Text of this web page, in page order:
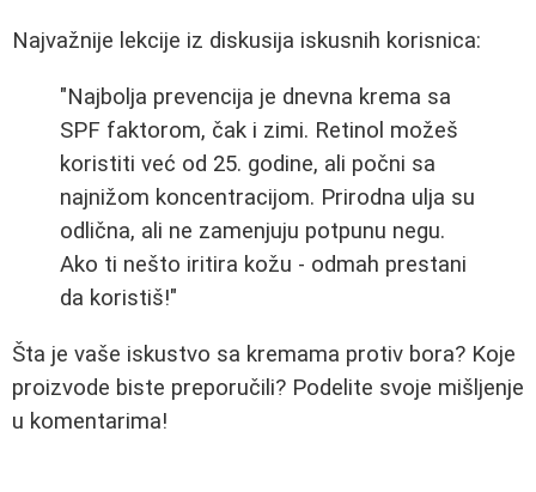
Najvažnije lekcije iz diskusija iskusnih korisnica:
"Najbolja prevencija je dnevna krema sa
SPF faktorom, čak i zimi. Retinol možeš
koristiti već od 25. godine, ali počni sa
najnižom koncentracijom. Prirodna ulja su
odlična, ali ne zamenjuju potpunu negu.
Ako ti nešto iritira kožu - odmah prestani
da koristiš!"
Šta je vaše iskustvo sa kremama protiv bora? Koje
proizvode biste preporučili? Podelite svoje mišljenje
u komentarima!